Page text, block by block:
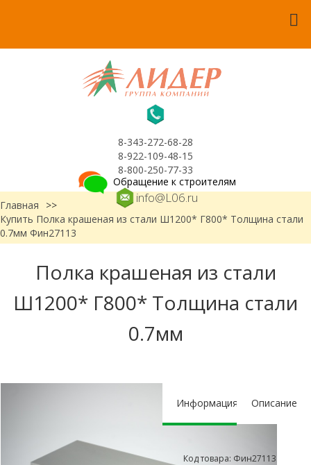
8-343-272-68-28
8-922-109-48-15
8-800-250-77-33
info@L06.ru
Обращение к строителям
Главная
>>
Купить Полка крашеная из стали Ш1200* Г800* Толщина стали
0.7мм Фин27113
Полка крашеная из стали
Ш1200* Г800* Толщина стали
0.7мм
Информация Описание
Код товара: Фин27113